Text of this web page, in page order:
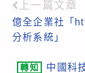
Read
more
上一篇文章
億全企業社「
分析系統」
轉知
中國科